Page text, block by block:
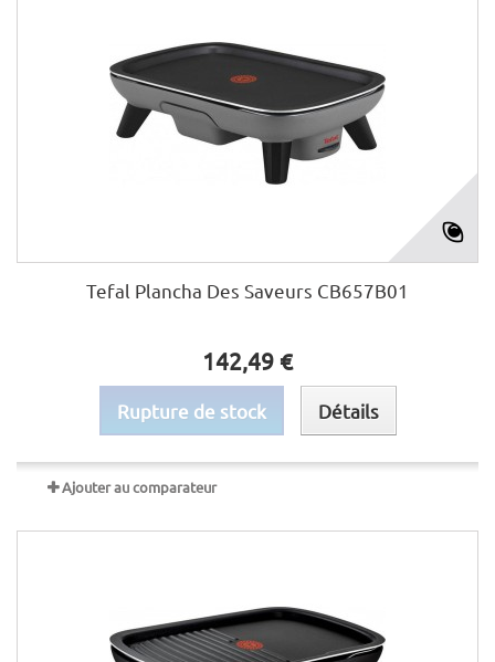
Tefal Plancha Des Saveurs CB657B01
142,49 €
Rupture de stock Détails
Ajouter au comparateur